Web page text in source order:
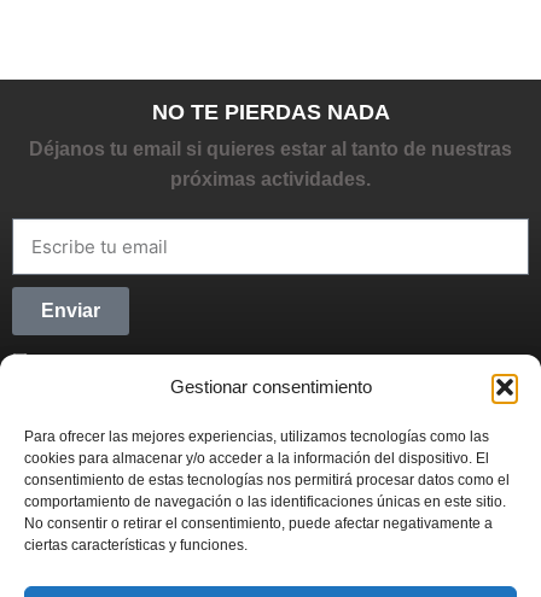
Gestionar consentimiento
Para ofrecer las mejores experiencias, utilizamos tecnologías como las
cookies para almacenar y/o acceder a la información del dispositivo. El
consentimiento de estas tecnologías nos permitirá procesar datos como el
comportamiento de navegación o las identificaciones únicas en este sitio.
No consentir o retirar el consentimiento, puede afectar negativamente a
ciertas características y funciones.
NO TE PIERDAS NADA
Déjanos tu email si quieres estar al tanto de nuestras
próximas actividades.
Enviar
Síguenos en Redes Sociales y forma parte del
movimiento emprendedor.